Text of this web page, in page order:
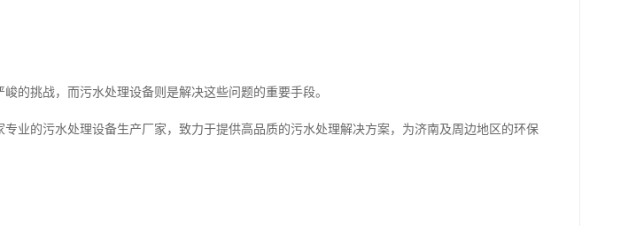
的挑战，而污水处理设备则是解决这些问题的重要手段。
业的污水处理设备生产厂家，致力于提供高品质的污水处理解决方案，为济南及周边地区的环保